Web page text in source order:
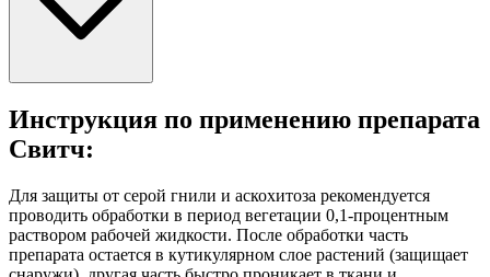
Инструкция по применению препарата
Свитч:
Для защиты от серой гнили и аскохитоза рекомендуется
проводить обработки в период вегетации 0,1-процентным
раствором рабочей жидкости. После обработки часть
препарата остается в кутикулярном слое растений (защищает